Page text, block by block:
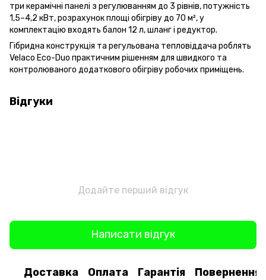
три керамічні панелі з регулюванням до 3 рівнів, потужність
1,5–4,2 кВт, розрахунок площі обігріву до 70 м², у
комплектацію входять балон 12 л, шланг і редуктор.
Гібридна конструкція та регульована тепловіддача роблять
Velaco Eco-Duo практичним рішенням для швидкого та
контролюваного додаткового обігріву робочих приміщень.
Відгуки
Додайте перший відгук
Написати відгук
Доставка Оплата Гарантія Повернення